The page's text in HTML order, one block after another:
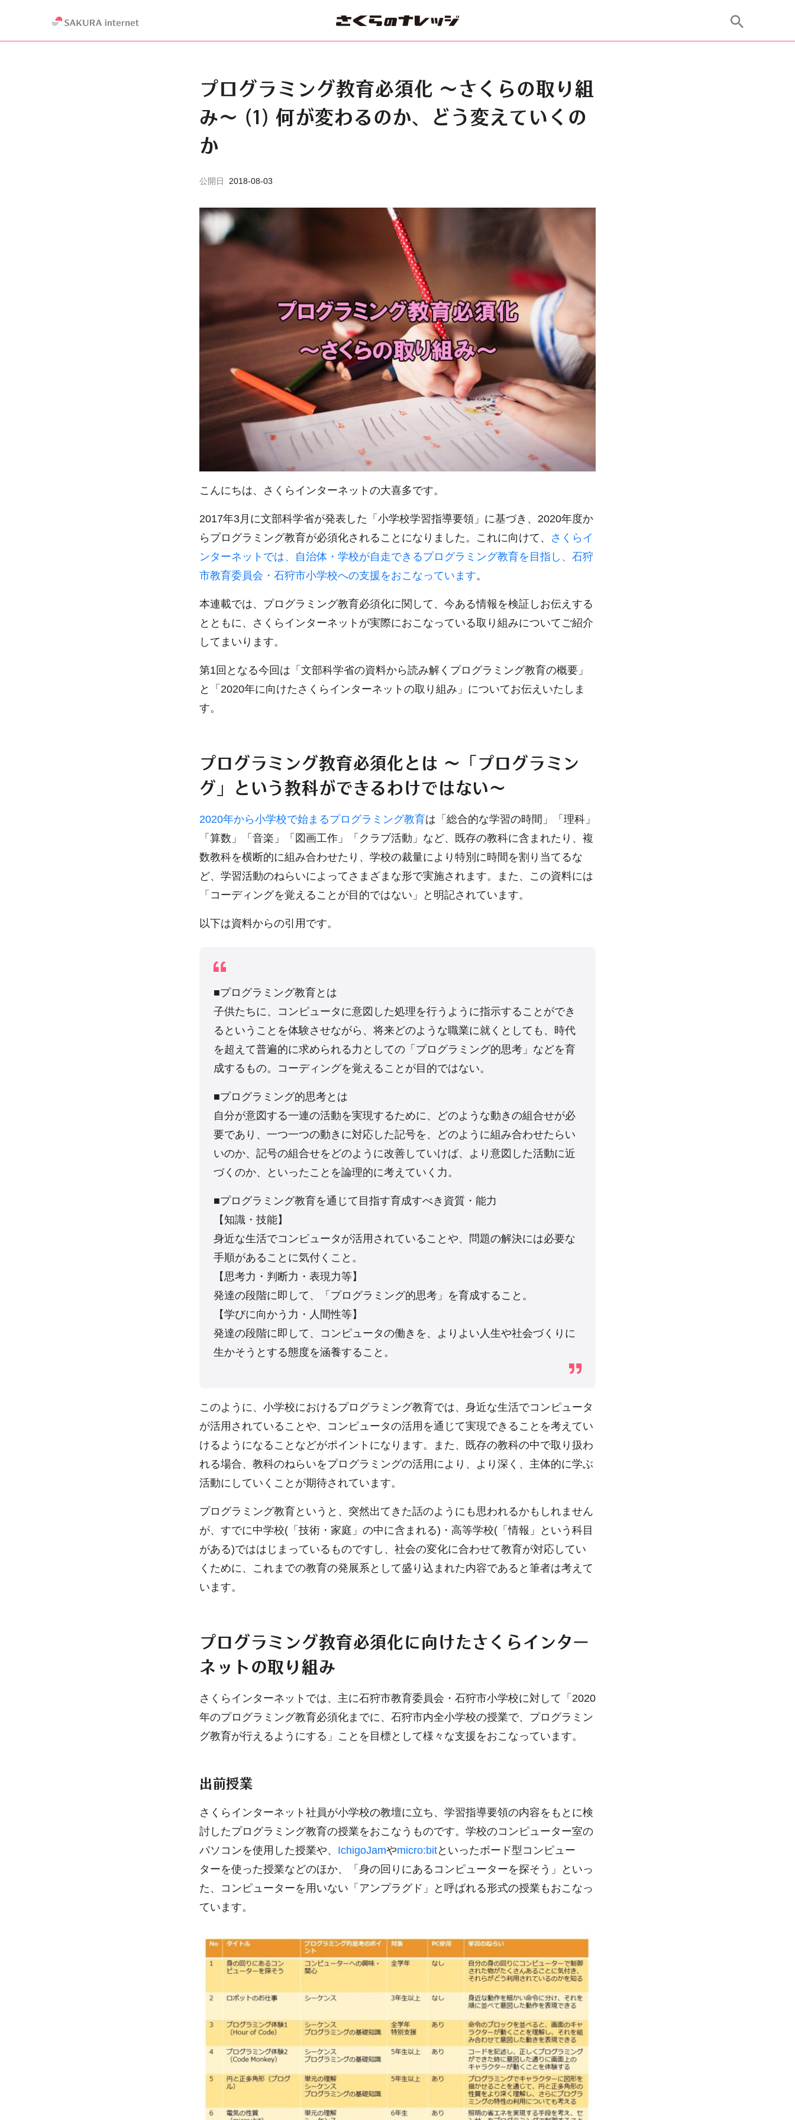
プログラミング教育必須化 ～さくらの取り組
み～ (1) 何が変わるのか、どう変えていくの
か
公開日 2018-08-03
こんにちは、さくらインターネットの大喜多です。
2017年3月に文部科学省が発表した「小学校学習指導要領」に基づき、2020年度か
らプログラミング教育が必須化されることになりました。これに向けて、 さくらイ
ンターネットでは、自治体・学校が自走できるプログラミング教育を目指し、石狩
市教育委員会・石狩市小学校への支援をおこなっています。
本連載では、プログラミング教育必須化に関して、今ある情報を検証しお伝えする
とともに、さくらインターネットが実際におこなっている取り組みについてご紹介
してまいります。
第1回となる今回は「文部科学省の資料から読み解くプログラミング教育の概要」
と「2020年に向けたさくらインターネットの取り組み」についてお伝えいたしま
す。
プログラミング教育必須化とは ～「プログラミン
グ」という教科ができるわけではない～
2020年から小学校で始まるプログラミング教育は「総合的な学習の時間」「理科」
「算数」「音楽」「図画工作」「クラブ活動」など、既存の教科に含まれたり、複
数教科を横断的に組み合わせたり、学校の裁量により特別に時間を割り当てるな
ど、学習活動のねらいによってさまざまな形で実施されます。また、この資料には
「コーディングを覚えることが目的ではない」と明記されています。
以下は資料からの引用です。
■プログラミング教育とは
子供たちに、コンピュータに意図した処理を行うように指示することができ
るということを体験させながら、将来どのような職業に就くとしても、時代
を超えて普遍的に求められる力としての「プログラミング的思考」などを育
成するもの。コーディングを覚えることが目的ではない。
■プログラミング的思考とは
自分が意図する一連の活動を実現するために、どのような動きの組合せが必
要であり、一つ一つの動きに対応した記号を、どのように組み合わせたらい
いのか、記号の組合せをどのように改善していけば、より意図した活動に近
づくのか、といったことを論理的に考えていく力。
■プログラミング教育を通じて目指す育成すべき資質・能力
【知識・技能】
身近な生活でコンピュータが活用されていることや、問題の解決には必要な
手順があることに気付くこと。
【思考力・判断力・表現力等】
発達の段階に即して、「プログラミング的思考」を育成すること。
【学びに向かう力・人間性等】
発達の段階に即して、コンピュータの働きを、よりよい人生や社会づくりに
生かそうとする態度を涵養すること。
このように、小学校におけるプログラミング教育では、身近な生活でコンピュータ
が活用されていることや、コンピュータの活用を通じて実現できることを考えてい
けるようになることなどがポイントになります。また、既存の教科の中で取り扱わ
れる場合、教科のねらいをプログラミングの活用により、より深く、主体的に学ぶ
活動にしていくことが期待されています。
プログラミング教育というと、突然出てきた話のようにも思われるかもしれません
が、すでに中学校(「技術・家庭」の中に含まれる)・高等学校(「情報」という科目
がある)でははじまっているものですし、社会の変化に合わせて教育が対応してい
くために、これまでの教育の発展系として盛り込まれた内容であると筆者は考えて
います。
プログラミング教育必須化に向けたさくらインター
ネットの取り組み
さくらインターネットでは、主に石狩市教育委員会・石狩市小学校に対して「2020
年のプログラミング教育必須化までに、石狩市内全小学校の授業で、プログラミン
グ教育が行えるようにする」ことを目標として様々な支援をおこなっています。
出前授業
さくらインターネット社員が小学校の教壇に立ち、学習指導要領の内容をもとに検
討したプログラミング教育の授業をおこなうものです。学校のコンピューター室の
パソコンを使用した授業や、 IchigoJamやmicro:bitといったボード型コンピュー
ターを使った授業などのほか、「身の回りにあるコンピューターを探そう」といっ
た、コンピューターを用いない「アンプラグド」と呼ばれる形式の授業もおこなっ
ています。